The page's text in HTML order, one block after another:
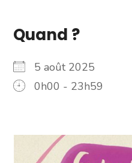
Quand ?
5 août 2025
0h00 - 23h59